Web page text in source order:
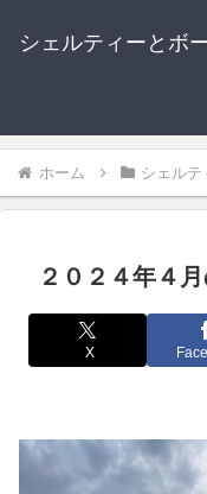
シェルティーとボ
ホーム シェルテ
２０２４年４
X